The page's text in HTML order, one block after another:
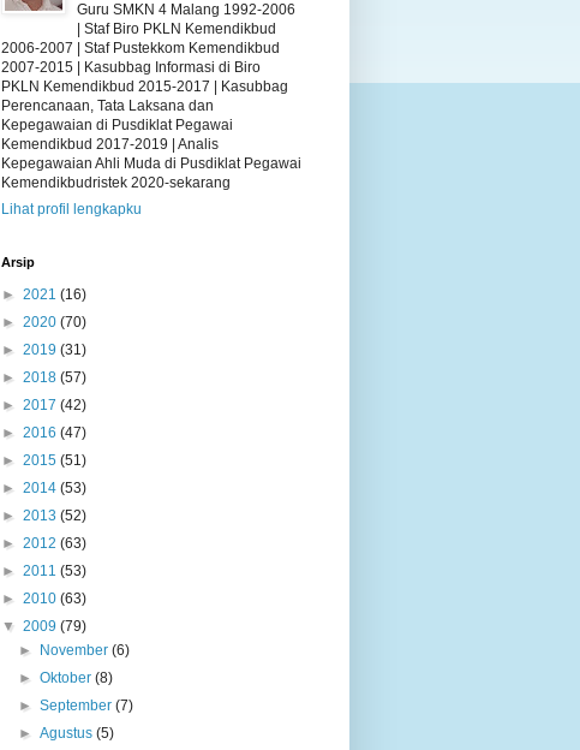
Guru SMKN 4 Malang 1992-2006
| Staf Biro PKLN Kemendikbud
2006-2007 | Staf Pustekkom Kemendikbud
2007-2015 | Kasubbag Informasi di Biro
PKLN Kemendikbud 2015-2017 | Kasubbag
Perencanaan, Tata Laksana dan
Kepegawaian di Pusdiklat Pegawai
Kemendikbud 2017-2019 | Analis
Kepegawaian Ahli Muda di Pusdiklat Pegawai
Kemendikbudristek 2020-sekarang
Lihat profil lengkapku
Arsip
► 2021 (16)
► 2020 (70)
► 2019 (31)
► 2018 (57)
► 2017 (42)
► 2016 (47)
► 2015 (51)
► 2014 (53)
► 2013 (52)
► 2012 (63)
► 2011 (53)
► 2010 (63)
▼ 2009 (79)
►
November(6)
►Oktober(8)
►September(7)
►Agustus(5)